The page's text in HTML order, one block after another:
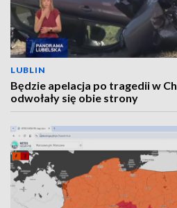
LUBLIN
Będzie apelacja po tragedii w
odwołały się obie strony